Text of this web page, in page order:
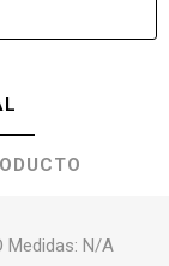
Medidas: N/A